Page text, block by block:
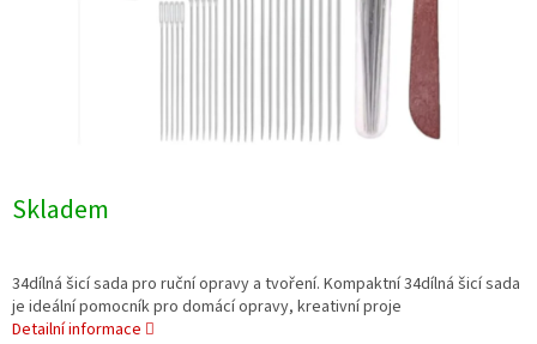
Skladem
34dílná šicí sada pro ruční opravy a tvoření. Kompaktní 34dílná šicí sada
je ideální pomocník pro domácí opravy, kreativní proje
Detailní informace